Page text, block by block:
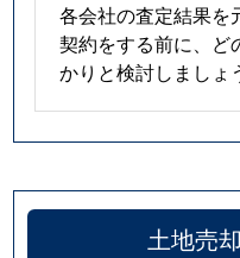
各会社の査定結果を
契約をする前に、ど
かりと検討しましょ
土地売